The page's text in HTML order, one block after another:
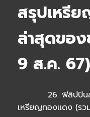
สรุปเหรี
ล่าสุดของ
9 ส.ค. 67)
26. ฟิลิปปินส์ 2
เหรียญทองแดง (ร